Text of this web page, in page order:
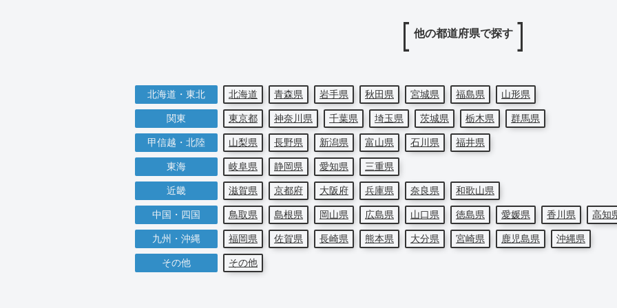
他の都道府県で探す
北海道・東北 北海道 青森県 岩手県 秋田県 宮城県 福島県
山形県
関東
東京都 神奈川県 千葉県 埼玉県 茨城県 栃木県
群馬県
甲信越・北陸
山梨県 長野県 新潟県 富山県 石川県
福井県
東海
岐阜県 静岡県 愛知県
三重県
近畿
滋賀県 京都府 大阪府 兵庫県 奈良県
和歌山県
中国・四国
鳥取県 島根県 岡山県 広島県 山口県 徳島県 愛媛県 香川県
高知
九州・沖縄
福岡県 佐賀県 長崎県 熊本県 大分県 宮崎県 鹿児島県
沖縄県
その他
その他